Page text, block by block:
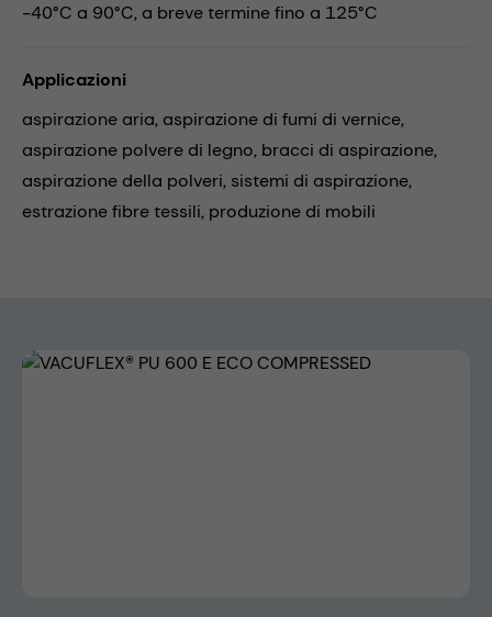
-40°C a 90°C, a breve termine fino a 125°C
Applicazioni
aspirazione aria, aspirazione di fumi di vernice,
aspirazione polvere di legno, bracci di aspirazione,
aspirazione della polveri, sistemi di aspirazione,
estrazione fibre tessili, produzione di mobili
Skip image gallery